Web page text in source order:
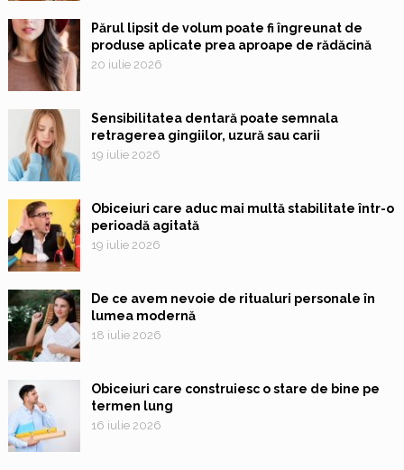
Părul lipsit de volum poate fi îngreunat de
produse aplicate prea aproape de rădăcină
20 iulie 2026
Sensibilitatea dentară poate semnala
retragerea gingiilor, uzură sau carii
19 iulie 2026
Obiceiuri care aduc mai multă stabilitate într-o
perioadă agitată
19 iulie 2026
De ce avem nevoie de ritualuri personale în
lumea modernă
18 iulie 2026
Obiceiuri care construiesc o stare de bine pe
termen lung
16 iulie 2026